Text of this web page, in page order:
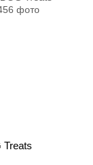
Treats